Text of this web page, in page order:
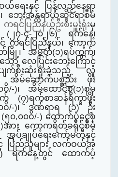
ေးနှင့် ပြန်လည်နေရာ
၊ ဘေးအန္တရာယ်ဆိုင်ရာစီမံ
ကရင်ပြည်နယ်ဦးစီးမှူးရုံးမှ
၂၇-၄-၂၀၂၆) ရက်နေ့၊
င် ကရင်ပြည်နယ်၊ ကော့က
မြို့၊ အမှတ်(၁)ရပ်ကွက်၊
ော လေပြင်းဘေးကြောင့်
က်စီးဆုံးရှုံးခဲ့သည့် လူ
အိမ်ဆောက်ပစ္စည်း ဖိုး
ဝိ/-)၊ အိမ်ထောင်စု(၁)စုမှ
(၇)ရက်စာဆန်ရိက္ခာဖိုး
ဝိ/-)၊ ဒဏ်ရာရ (၁) ဦး
၅၀,၀၀ဝိ/-) ထောက်ပံ့ငွေစု
)အား ကော့ကရိတ်ခရိုင်စီမံ
ျုပ်ရေးကော်မတီနှင့်
ပြည်သူများ လက်ဝယ်အ
) ရက်နေ့တွင် ထောက်ပံ့